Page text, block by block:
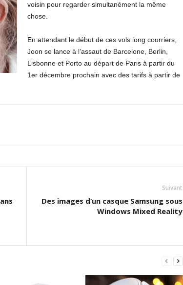
voisin pour regarder simultanément la même
chose.
En attendant le début de ces vols long courriers,
Joon se lance à l’assaut de Barcelone, Berlin,
Lisbonne et Porto au départ de Paris à partir du
1er décembre prochain avec des tarifs à partir de
Suivant
Des images d’un casque Samsung sous
Windows Mixed Reality